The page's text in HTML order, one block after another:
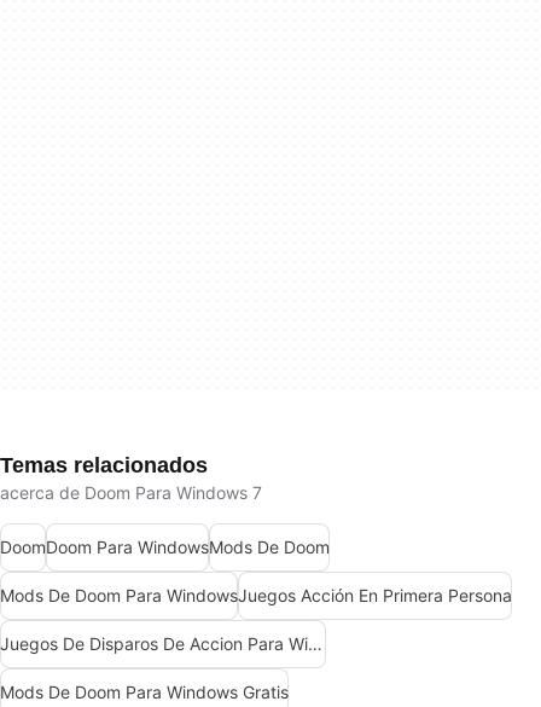
Temas relacionados
acerca de Doom Para Windows 7
DoomDoom Para WindowsMods De Doom
Mods De Doom Para WindowsJuegos Acción En Primera Persona
Juegos De Disparos De Accion Para Windows
Mods De Doom Para Windows Gratis